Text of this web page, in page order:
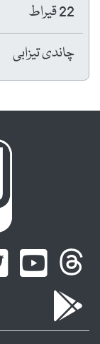
22 قیراط
چاندی تیزابی